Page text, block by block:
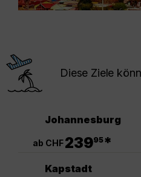
Diese Ziele
Johannesburg
ab CHF23995*
Kapstadt